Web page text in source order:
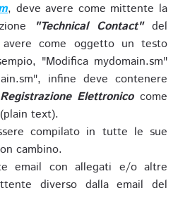
, deve avere come mittente la
"Technical Contact"del
come oggetto un testo
"Modifica mydomain.sm"
infine deve contenere
Elettronicocome
text).
compilato in tutte le sue
cambino.
email con allegati e/o altre
diverso dalla email del